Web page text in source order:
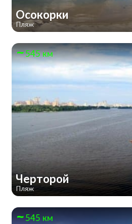
Осокорки
Пляж
545 км
Черторой
Пляж
545 км